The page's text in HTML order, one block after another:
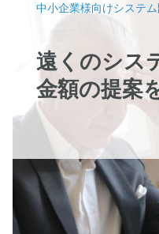
中小企業様向けシステ
遠くのシス
金額の提案